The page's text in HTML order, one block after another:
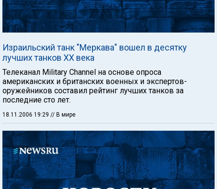
Израильский танк "Меркава" вошел в десятку
лучших танков ХХ века
Телеканал Military Channel на основе опроса
американских и британских военных и экспертов-
оружейников составил рейтинг лучших танков за
последние сто лет.
18.11.2006 19:29 // В мире